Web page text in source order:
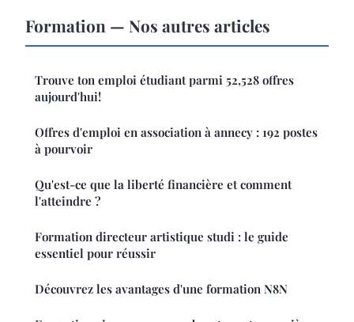
Formation — Nos autres articles
Trouve ton emploi étudiant parmi 52,528 offres
aujourd'hui!
Offres d'emploi en association à annecy : 192 postes
à pourvoir
Qu'est-ce que la liberté financière et comment
l'atteindre ?
Formation directeur artistique studi : le guide
essentiel pour réussir
Découvrez les avantages d'une formation N8N